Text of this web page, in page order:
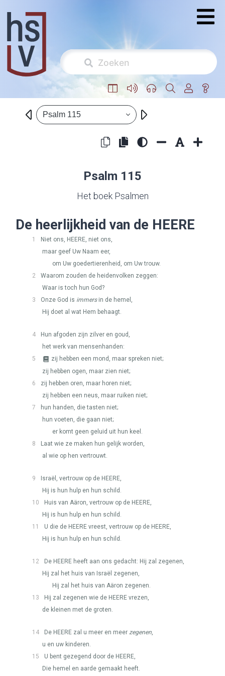
Psalm 115
Psalm 115
Het boek Psalmen
De heerlijkheid van de HEERE
1 Niet ons, HEERE, niet ons,
maar geef Uw Naam eer,
om Uw goedertierenheid, om Uw trouw.
2
Waarom zouden de heidenvolken zeggen:
Waar is toch hun God?
3
Onze God is immersin de hemel,
Hij doet al wat Hem behaagt.
4
Hun afgoden zijn zilver en goud,
het werk van mensenhanden:
5
zij hebben een mond, maar spreken niet;
zij hebben ogen, maar zien niet;
6
zij hebben oren, maar horen niet;
zij hebben een neus, maar ruiken niet;
7
hun handen, die tasten niet;
hun voeten, die gaan niet;
er komt geen geluid uit hun keel.
8
Laat wie ze maken hun gelijk worden,
al wie op hen vertrouwt.
9 Israël, vertrouw op de HEERE,
Hij is hun hulp en hun schild.
10
Huis van Aäron, vertrouw op de HEERE,
Hij is hun hulp en hun schild.
11
U die de HEERE vreest, vertrouw op de HEERE,
Hij is hun hulp en hun schild.
12 De HEERE heeft aan ons gedacht: Hij zal zegenen,
Hij zal het huis van Israël zegenen,
Hij zal het huis van Aäron zegenen.
13
Hij zal zegenen wie de HEERE vrezen,
de kleinen met de groten.
14 De HEERE zal u meer en meer zegenen,
u en uw kinderen.
15
U bent gezegend door de HEERE,
Die hemel en aarde gemaakt heeft.